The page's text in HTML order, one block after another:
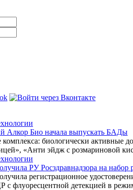
Алкор Био начала выпускать БАДы
комплекса: биологически активные
«Анти эйдж с розмариновой
РУ Росздравнадзора на
регистрационное
флуоресцентной детекцией в